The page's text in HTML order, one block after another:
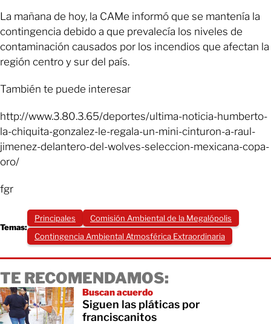
La mañana de hoy, la CAMe informó que se mantenía la
contingencia debido a que prevalecía los niveles de
contaminación causados por los incendios que afectan la
región centro y sur del país.
También te puede interesar
http://www.3.80.3.65/deportes/ultima-noticia-humberto-
la-chiquita-gonzalez-le-regala-un-mini-cinturon-a-raul-
jimenez-delantero-del-wolves-seleccion-mexicana-copa-
oro/
fgr
Temas:
Principales
Comisión Ambiental de la Megalópolis
Contingencia Ambiental Atmosférica Extraordinaria
TE RECOMENDAMOS:
Buscan acuerdo
Siguen las pláticas por
franciscanitos